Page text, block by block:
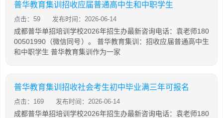
普华教育集训招收应届普通高中生和中职学生
点击：59 发布时间：2026-06-14
成都普华单招培训学校2026年招生办最新咨询电话：袁老师180
00501990（微信同号）。 普华教育集训：招收应届普通高中生
和中职学生 普华教育集训作为一家
普华教育集训招收社会考生初中毕业满三年可报名
点击：169 发布时间：2026-06-14
成都普华单招培训学校2026年招生办最新咨询电话：袁老师180